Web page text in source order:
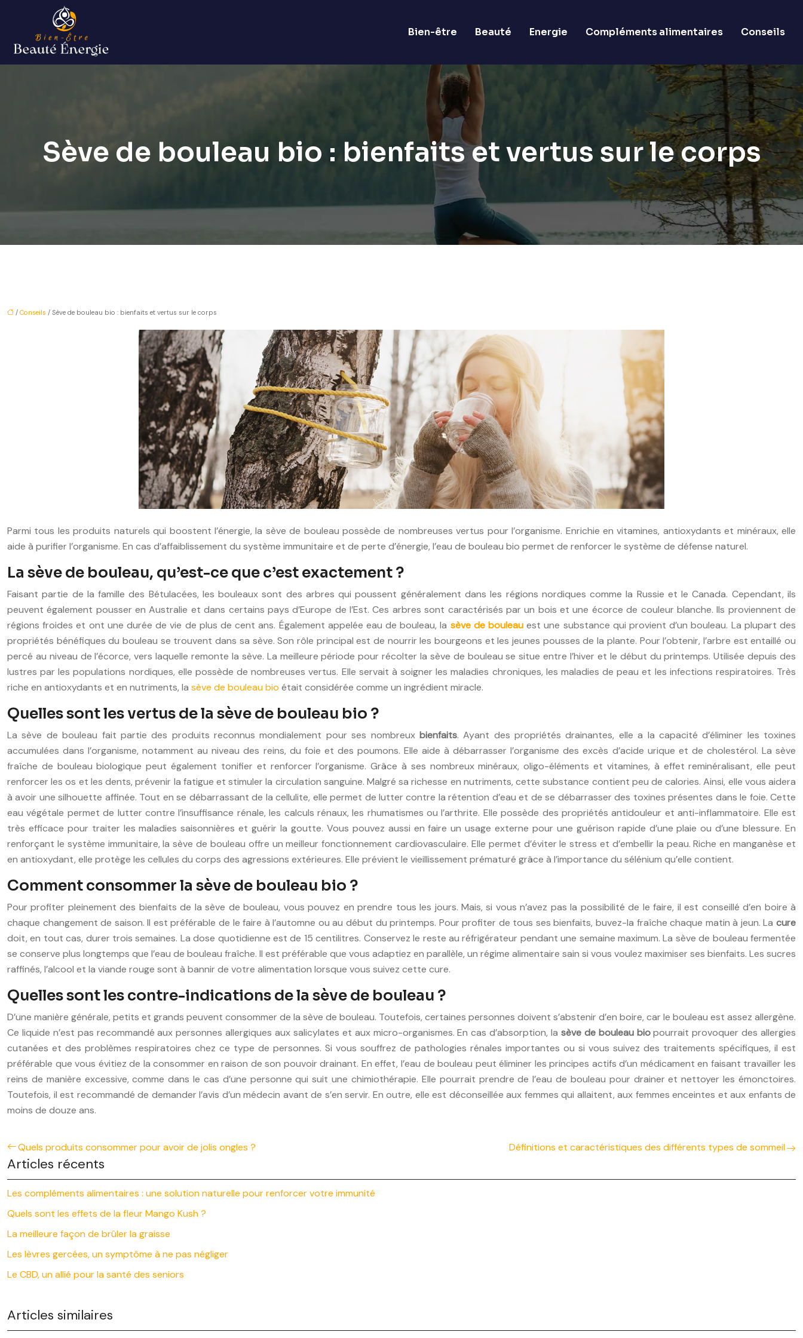
Bien-être Beauté Energie Compléments alimentaires Conseils
Sève de bouleau bio : bienfaits et vertus sur le corps
/ Conseils / Sève de bouleau bio : bienfaits et vertus sur le corps
Parmi tous les produits naturels qui boostent l’énergie, la sève de bouleau possède de nombreuses vertus pour l’organisme. Enrichie en vitamines, antioxydants et minéraux, elle
aide à purifier l’organisme. En cas d’affaiblissement du système immunitaire et de perte d’énergie, l’eau de bouleau bio permet de renforcer le système de défense naturel.
La sève de bouleau, qu’est-ce que c’est exactement ?
Faisant partie de la famille des Bétulacées, les bouleaux sont des arbres qui poussent généralement dans les régions nordiques comme la Russie et le Canada. Cependant, ils
peuvent également pousser en Australie et dans certains pays d’Europe de l’Est. Ces arbres sont caractérisés par un bois et une écorce de couleur blanche. Ils proviennent de
régions froides et ont une durée de vie de plus de cent ans. Également appelée eau de bouleau, la sève de bouleau est une substance qui provient d’un bouleau. La plupart des
propriétés bénéfiques du bouleau se trouvent dans sa sève. Son rôle principal est de nourrir les bourgeons et les jeunes pousses de la plante. Pour l’obtenir, l’arbre est entaillé ou
percé au niveau de l’écorce, vers laquelle remonte la sève. La meilleure période pour récolter la sève de bouleau se situe entre l’hiver et le début du printemps. Utilisée depuis des
lustres par les populations nordiques, elle possède de nombreuses vertus. Elle servait à soigner les maladies chroniques, les maladies de peau et les infections respiratoires. Très
riche en antioxydants et en nutriments, la sève de bouleau bio était considérée comme un ingrédient miracle.
Quelles sont les vertus de la sève de bouleau bio ?
La sève de bouleau fait partie des produits reconnus mondialement pour ses nombreux bienfaits. Ayant des propriétés drainantes, elle a la capacité d’éliminer les toxines
accumulées dans l’organisme, notamment au niveau des reins, du foie et des poumons. Elle aide à débarrasser l’organisme des excès d’acide urique et de cholestérol. La sève
fraîche de bouleau biologique peut également tonifier et renforcer l’organisme. Grâce à ses nombreux minéraux, oligo-éléments et vitamines, à effet reminéralisant, elle peut
renforcer les os et les dents, prévenir la fatigue et stimuler la circulation sanguine. Malgré sa richesse en nutriments, cette substance contient peu de calories. Ainsi, elle vous aidera
à avoir une silhouette affinée. Tout en se débarrassant de la cellulite, elle permet de lutter contre la rétention d’eau et de se débarrasser des toxines présentes dans le foie. Cette
eau végétale permet de lutter contre l’insuffisance rénale, les calculs rénaux, les rhumatismes ou l’arthrite. Elle possède des propriétés antidouleur et anti-inflammatoire. Elle est
très efficace pour traiter les maladies saisonnières et guérir la goutte. Vous pouvez aussi en faire un usage externe pour une guérison rapide d’une plaie ou d’une blessure. En
renforçant le système immunitaire, la sève de bouleau offre un meilleur fonctionnement cardiovasculaire. Elle permet d’éviter le stress et d’embellir la peau. Riche en manganèse et
en antioxydant, elle protège les cellules du corps des agressions extérieures. Elle prévient le vieillissement prématuré grâce à l’importance du sélénium qu’elle contient.
Comment consommer la sève de bouleau bio ?
Pour profiter pleinement des bienfaits de la sève de bouleau, vous pouvez en prendre tous les jours. Mais, si vous n’avez pas la possibilité de le faire, il est conseillé d’en boire à
chaque changement de saison. Il est préférable de le faire à l’automne ou au début du printemps. Pour profiter de tous ses bienfaits, buvez-la fraîche chaque matin à jeun. La cure
doit, en tout cas, durer trois semaines. La dose quotidienne est de 15 centilitres. Conservez le reste au réfrigérateur pendant une semaine maximum. La sève de bouleau fermentée
se conserve plus longtemps que l’eau de bouleau fraîche. Il est préférable que vous adaptiez en parallèle, un régime alimentaire sain si vous voulez maximiser ses bienfaits. Les sucres
raffinés, l’alcool et la viande rouge sont à bannir de votre alimentation lorsque vous suivez cette cure.
Quelles sont les contre-indications de la sève de bouleau ?
D’une manière générale, petits et grands peuvent consommer de la sève de bouleau. Toutefois, certaines personnes doivent s’abstenir d’en boire, car le bouleau est assez allergène.
Ce liquide n’est pas recommandé aux personnes allergiques aux salicylates et aux micro-organismes. En cas d’absorption, la sève de bouleau biopourrait provoquer des allergies
cutanées et des problèmes respiratoires chez ce type de personnes. Si vous souffrez de pathologies rénales importantes ou si vous suivez des traitements spécifiques, il est
préférable que vous évitiez de la consommer en raison de son pouvoir drainant. En effet, l’eau de bouleau peut éliminer les principes actifs d’un médicament en faisant travailler les
reins de manière excessive, comme dans le cas d’une personne qui suit une chimiothérapie. Elle pourrait prendre de l’eau de bouleau pour drainer et nettoyer les émonctoires.
Toutefois, il est recommandé de demander l’avis d’un médecin avant de s’en servir. En outre, elle est déconseillée aux femmes qui allaitent, aux femmes enceintes et aux enfants de
moins de douze ans.
Quels produits consommer pour avoir de jolis ongles ? Définitions et caractéristiques des différents types de sommeil
Articles récents
Les compléments alimentaires : une solution naturelle pour renforcer votre immunité
Quels sont les effets de la fleur Mango Kush ?
La meilleure façon de brûler la graisse
Les lèvres gercées, un symptôme à ne pas négliger
Le CBD, un allié pour la santé des seniors
Articles similaires